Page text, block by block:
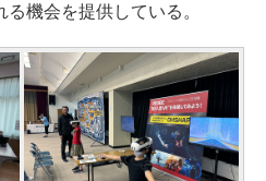
機会を提供している。